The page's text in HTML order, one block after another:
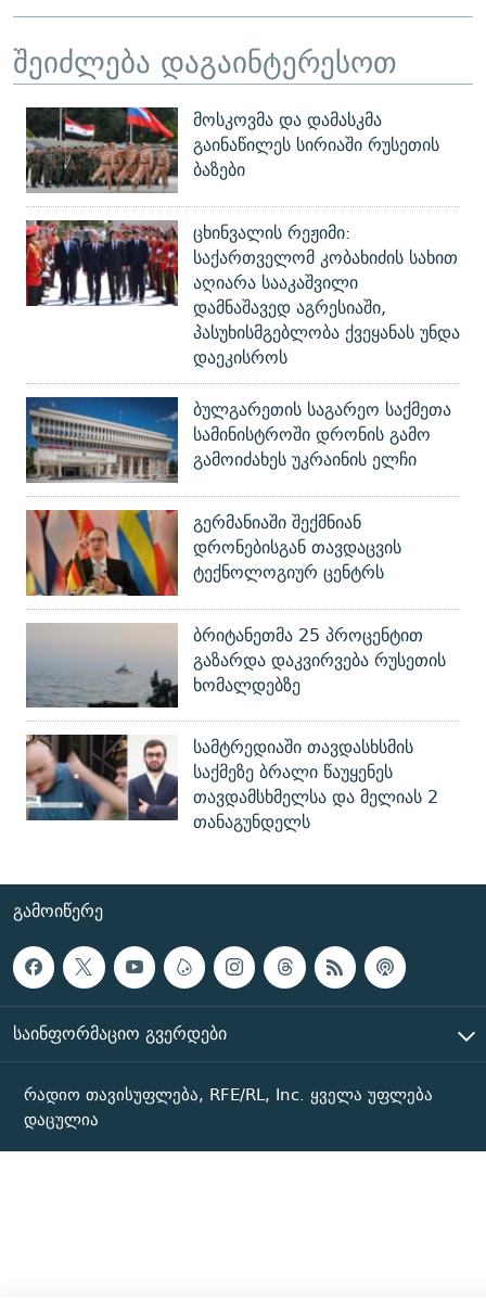
შეიძლება დაგაინტერესოთ
მოსკოვმა და დამასკმა
გაინაწილეს სირიაში რუსეთის
ბაზები
ცხინვალის რეჟიმი:
საქართველომ კობახიძის სახით
აღიარა სააკაშვილი
დამნაშავედ აგრესიაში,
პასუხისმგებლობა ქვეყანას უნდა
დაეკისროს
ბულგარეთის საგარეო საქმეთა
სამინისტროში დრონის გამო
გამოიძახეს უკრაინის ელჩი
გერმანიაში შექმნიან
დრონებისგან თავდაცვის
ტექნოლოგიურ ცენტრს
ბრიტანეთმა 25 პროცენტით
გაზარდა დაკვირვება რუსეთის
ხომალდებზე
სამტრედიაში თავდასხსმის
საქმეზე ბრალი წაუყენეს
თავდამსხმელსა და მელიას 2
თანაგუნდელს
ᲒᲐᲛᲝᲘᲬᲔᲠᲔ
ᲡᲐᲘᲜᲤᲝᲠᲛᲐᲪᲘᲝ ᲒᲕᲔᲠᲓᲔᲑᲘ
რადიო თავისუფლება, RFE/RL, Inc. ყველა უფლება
დაცულია